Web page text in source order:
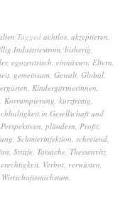
Tagged achtlos, akzeptieren,
Industriestrom, bisherig,
, egozentrisch, einnässen, Eltern,
, gemeinsam, Gewalt, Global,
, Kindergärtnerinnen,
, Korrumpierung, kurzfristig,
in Gesellschaft und
Perspektiven, plündern, Profit,
, Schmierinfektion, schreiend,
, Strafe, Tatsache, Thessenvitz,
, Verbot, verwüsten,
Wirtschaftswachstum,